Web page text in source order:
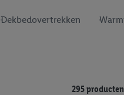
Dekbedovertrekken
295 producten